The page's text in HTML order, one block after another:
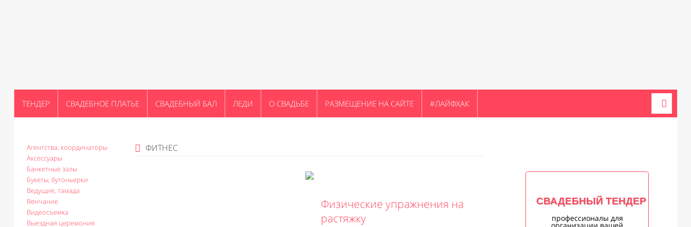
ТЕНДЕР СВАДЕБНОЕ ПЛАТЬЕ СВАДЕБНЫЙ БАЛ ЛЕДИ О СВАДЬБЕ РАЗМЕЩЕНИЕ НА САЙТЕ #ЛАЙФХАК
Агентства, координаторы
Аксессуары
Банкетные залы
Букеты, бутоньерки
Ведущие, тамада
Венчание
Видеосъемка
Выездная церемония
ФИТНЕС
Физические упражнения на
растяжку
СВАДЕБНЫЙ ТЕНДЕР
профессионалы для